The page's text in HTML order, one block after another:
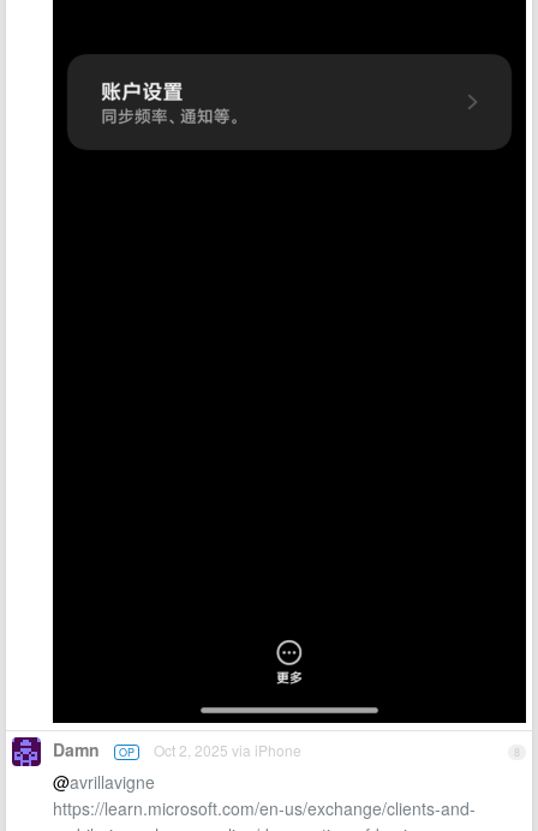
8
Damn OP Oct 2, 2025 via iPhone
@avrillavigne
https://learn.microsoft.com/en-us/exchange/clients-and-